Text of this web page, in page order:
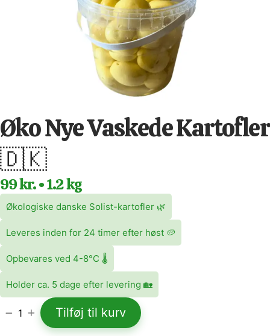
Øko Nye Vaskede Kartofler
🇩🇰
99 kr. • 1.2 kg
Økologiske danske Solist-kartofler 🌿
Leveres inden for 24 timer efter høst 🥔
Opbevares ved 4-8°C 🌡️
Holder ca. 5 dage efter levering 🏡
1 Tilføj til kurv